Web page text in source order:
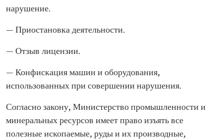
нарушение.
— Приостановка деятельности.
— Отзыв лицензии.
— Конфискация машин и оборудования,
использованных при совершении нарушения.
Согласно закону, Министерство промышленности и
минеральных ресурсов имеет право изъять все
полезные ископаемые, руды и их производные,